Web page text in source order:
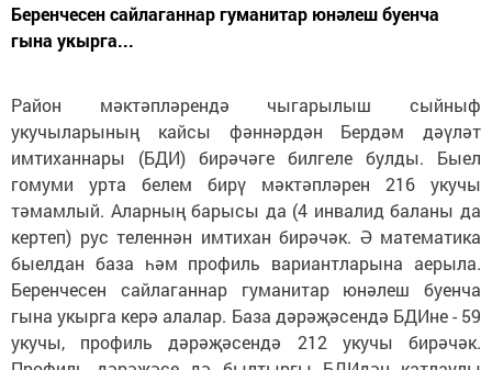
Беренчесен сайлаганнар гуманитар юнәлеш буенча
гына укырга...
Район мәктәпләрендә чыгарылыш сыйныф
укучыларының кайсы фәннәрдән Бердәм дәүләт
имтиханнары (БДИ) бирәчәге билгеле булды. Быел
гомуми урта белем бирү мәктәпләрен 216 укучы
тәмамлый. Аларның барысы да (4 инвалид баланы да
кертеп) рус теленнән имтихан бирәчәк. Ә математика
быелдан база һәм профиль вариантларына аерыла.
Беренчесен сайлаганнар гуманитар юнәлеш буенча
гына укырга керә алалар. База дәрәҗәсендә БДИне - 59
укучы, профиль дәрәҗәсендә 212 укучы бирәчәк.